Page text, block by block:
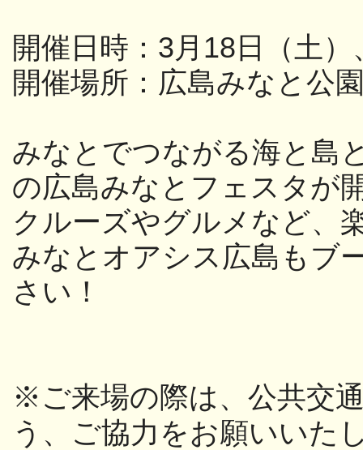
開催日時： 3月 18 日（土）
開催場所：広島みなと公
みなとでつながる海と島
の広島みなとフェスタが
クルーズやグルメなど、
みなとオアシス広島もブ
さい！
※ご来場の際は、公共交
う、 ご協力をお願いいた